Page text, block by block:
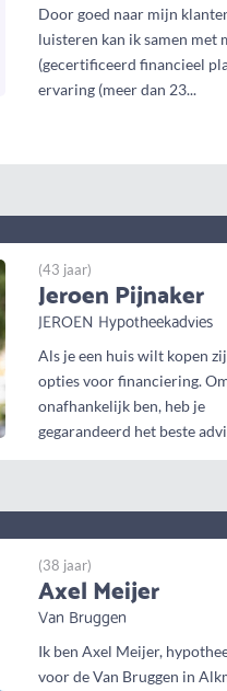
Door goed naar mijn
luisteren kan ik samen met
(gecertificeerd financieel
ervaring (meer dan 23...
(43 jaar)
Jeroen Pijnaker
JEROEN Hypotheekadvies
Als je een huis wilt kopen
opties voor financiering.
onafhankelijk ben, heb je
gegarandeerd het beste
(38 jaar)
Axel Meijer
Van Bruggen
Ik ben Axel Meijer,
voor de Van Bruggen in